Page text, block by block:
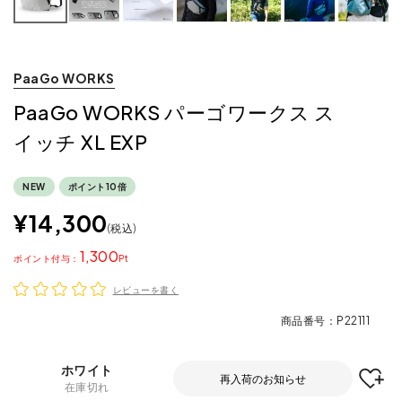
PaaGo WORKS
PaaGo WORKS パーゴワークス ス
イッチ XL EXP
NEW ポイント10倍
¥14,300 税込
1,300
ポイント
レビューを書く
商品番号 P22111
ホワイト
在庫切れ
再入荷のお知らせ